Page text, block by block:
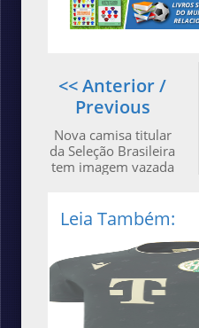
<< Anterior /
Previous
Nova camisa titular
da Seleção Brasileira
tem imagem vazada
Leia Também: